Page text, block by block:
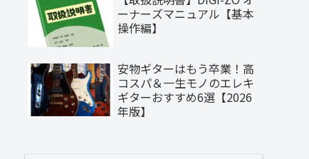
ーナーズマニュアル【基本
操作編】
安物ギターはもう卒業！高
コスパ＆一生モノのエレキ
ギターおすすめ6選【2026
年版】